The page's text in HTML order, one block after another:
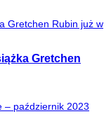
Gretchen